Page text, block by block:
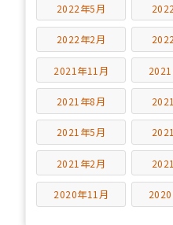
2022年5月
2022年2月
2021年11月
2021年8月
2021年5月
2021年2月
2020年11月